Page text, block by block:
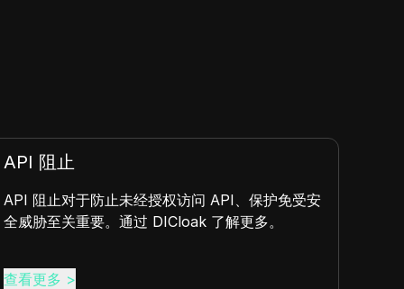
API 阻止
API 阻止对于防止未经授权访问 API、保护免受安
全威胁至关重要。通过 DICloak 了解更多。
查看更多 >